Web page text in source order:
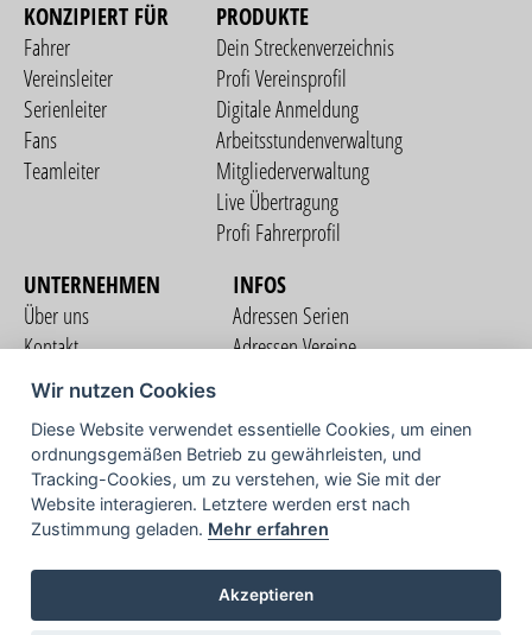
KONZIPIERT FÜR
Fahrer
Vereinsleiter
Serienleiter
Fans
Teamleiter
PRODUKTE
Dein Streckenverzeichnis
Profi Vereinsprofil
Digitale Anmeldung
Arbeitsstundenverwaltung
Mitgliederverwaltung
Live Übertragung
Profi Fahrerprofil
UNTERNEHMEN
Über uns
Kontakt
Nutzungsbedingungen
Datenschutzerklärung
Impressum
INFOS
Adressen Serien
Adressen Vereine
COMMUNITY
TV
Wir nutzen Cookies
Diese Website verwendet essentielle Cookies, um einen
ordnungsgemäßen Betrieb zu gewährleisten, und
Tracking-Cookies, um zu verstehen, wie Sie mit der
Website interagieren. Letztere werden erst nach
Zustimmung geladen. Mehr erfahren
Akzeptieren